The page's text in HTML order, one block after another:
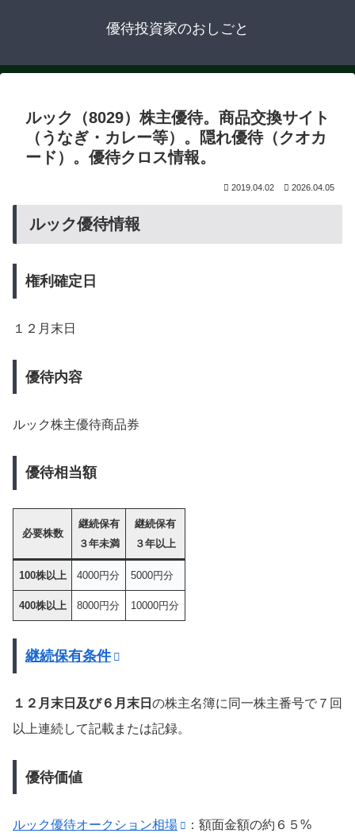
優待投資家のおしごと
ルック（8029）株主優待。商品交換サイト
（うなぎ・カレー等）。隠れ優待（クオカ
ード）。優待クロス情報。
2019.04.02 2026.04.05
ルック優待情報
権利確定日
１２月末日
優待内容
ルック株主優待商品券
優待相当額
必要株数
継続保有
３年未満
継続保有
３年以上
100株以上 4000円分 5000円分
400株以上 8000円分 10000円分
継続保有条件
１２月末日及び６月末日 の株主名簿に同一株主番号で７回
以上連続して記載または記録。
優待価値
ルック優待オークション相場 ：額面金額の約６５%